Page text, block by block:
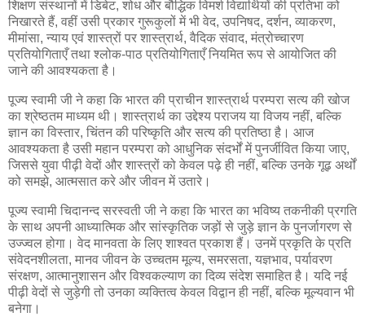
शिक्षण संस्थानों में डिबेट, शोध और बौद्धिक विमर्श विद्यार्थियों की प्रतिभा को
निखारते हैं, वहीं उसी प्रकार गुरूकुलों में भी वेद, उपनिषद, दर्शन, व्याकरण,
मीमांसा, न्याय एवं शास्त्रों पर शास्त्रार्थ, वैदिक संवाद, मंत्रोच्चारण
प्रतियोगिताएँ तथा श्लोक-पाठ प्रतियोगिताएँ नियमित रूप से आयोजित की
जाने की आवश्यकता है।
पूज्य स्वामी जी ने कहा कि भारत की प्राचीन शास्त्रार्थ परम्परा सत्य की खोज
का श्रेष्ठतम माध्यम थी। शास्त्रार्थ का उद्देश्य पराजय या विजय नहीं, बल्कि
ज्ञान का विस्तार, चिंतन की परिष्कृति और सत्य की प्रतिष्ठा है। आज
आवश्यकता है उसी महान परम्परा को आधुनिक संदर्भों में पुनर्जीवित किया जाए,
जिससे युवा पीढ़ी वेदों और शास्त्रों को केवल पढ़े ही नहीं, बल्कि उनके गूढ़ अर्थों
को समझे, आत्मसात करे और जीवन में उतारे।
पूज्य स्वामी चिदानन्द सरस्वती जी ने कहा कि भारत का भविष्य तकनीकी प्रगति
के साथ अपनी आध्यात्मिक और सांस्कृतिक जड़ों से जुड़े ज्ञान के पुनर्जागरण से
उज्ज्वल होगा। वेद मानवता के लिए शाश्वत प्रकाश हैं। उनमें प्रकृति के प्रति
संवेदनशीलता, मानव जीवन के उच्चतम मूल्य, समरसता, यज्ञभाव, पर्यावरण
संरक्षण, आत्मानुशासन और विश्वकल्याण का दिव्य संदेश समाहित है। यदि नई
पीढ़ी वेदों से जुड़ेगी तो उनका व्यक्तित्व केवल विद्वान ही नहीं, बल्कि मूल्यवान भी
बनेगा।